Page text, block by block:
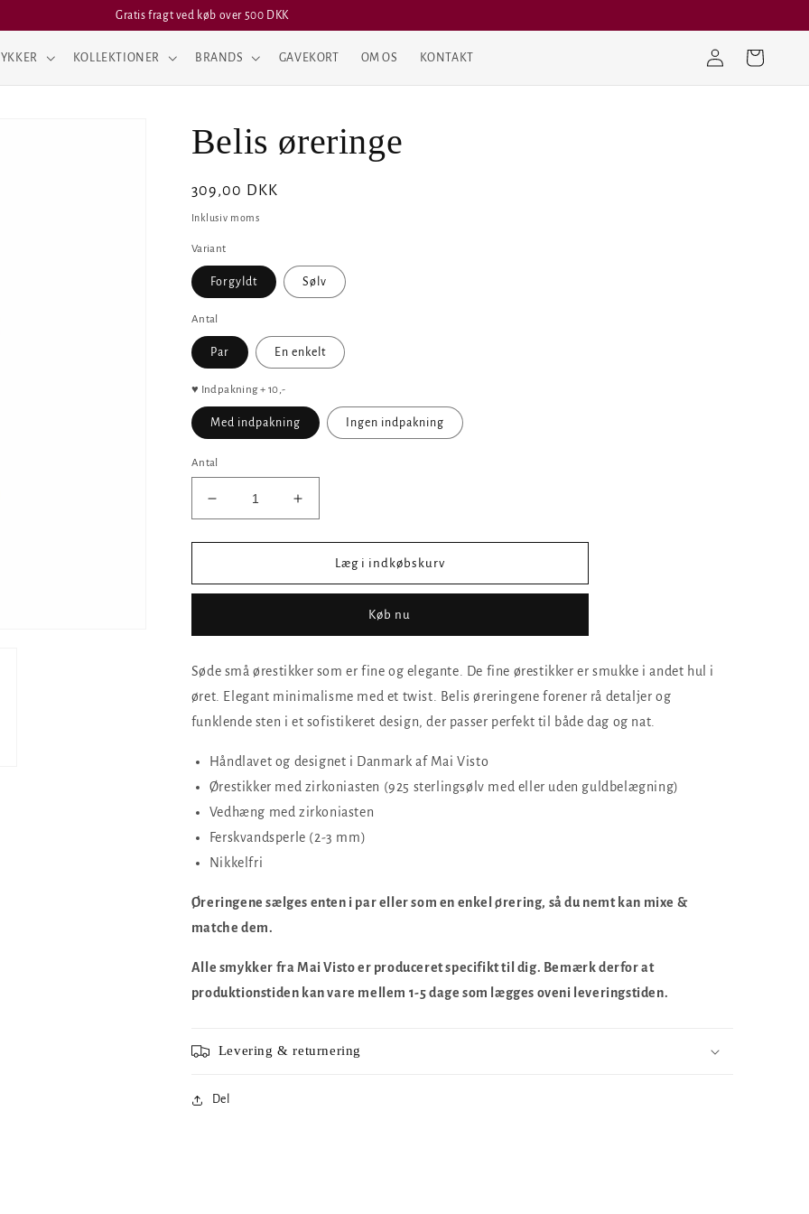
Gratis fragt ved køb over 500 DKK
KOLLEKTIONER BRANDS GAVEKORT OM OS KONTAKT
ind
Indkøbskurv
Belis øreringe
Normalpris
309,00 DKK
Inklusiv moms
Variant
Forgyldt Sølv
Antal
Par En enkelt
♥ Indpakning + 10,-
Med indpakning Ingen indpakning
Antal
Reducer
antallet
for
øreringe
Øg
antallet
for
øreringe
Læg i indkøbskurv
Køb nu
Søde små ørestikker som er fine og elegante. De fine ørestikker er smukke i andet hul i
øret. Elegant minimalisme med et twist. Belis øreringene forener rå detaljer og
funklende sten i et sofistikeret design, der passer perfekt til både dag og nat.
Håndlavet og designet i Danmark af Mai Visto
Ørestikker med zirkoniasten (925 sterlingsølv med eller uden guldbelægning)
Vedhæng med zirkoniasten
Ferskvandsperle (2-3 mm)
Nikkelfri
Øreringene sælges enten i par eller som en enkel ørering, så du nemt kan mixe &
matche dem.
Alle smykker fra Mai Visto er produceret specifikt til dig. Bemærk derfor at
produktionstiden kan vare mellem 1-5 dage som lægges oveni leveringstiden.
Levering & returnering
Del